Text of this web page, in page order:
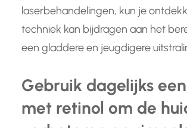
laserbehandelingen, kun je
techniek kan bijdragen aan het
een gladdere en jeugdigere
Gebruik dagelijks
met retinol om de